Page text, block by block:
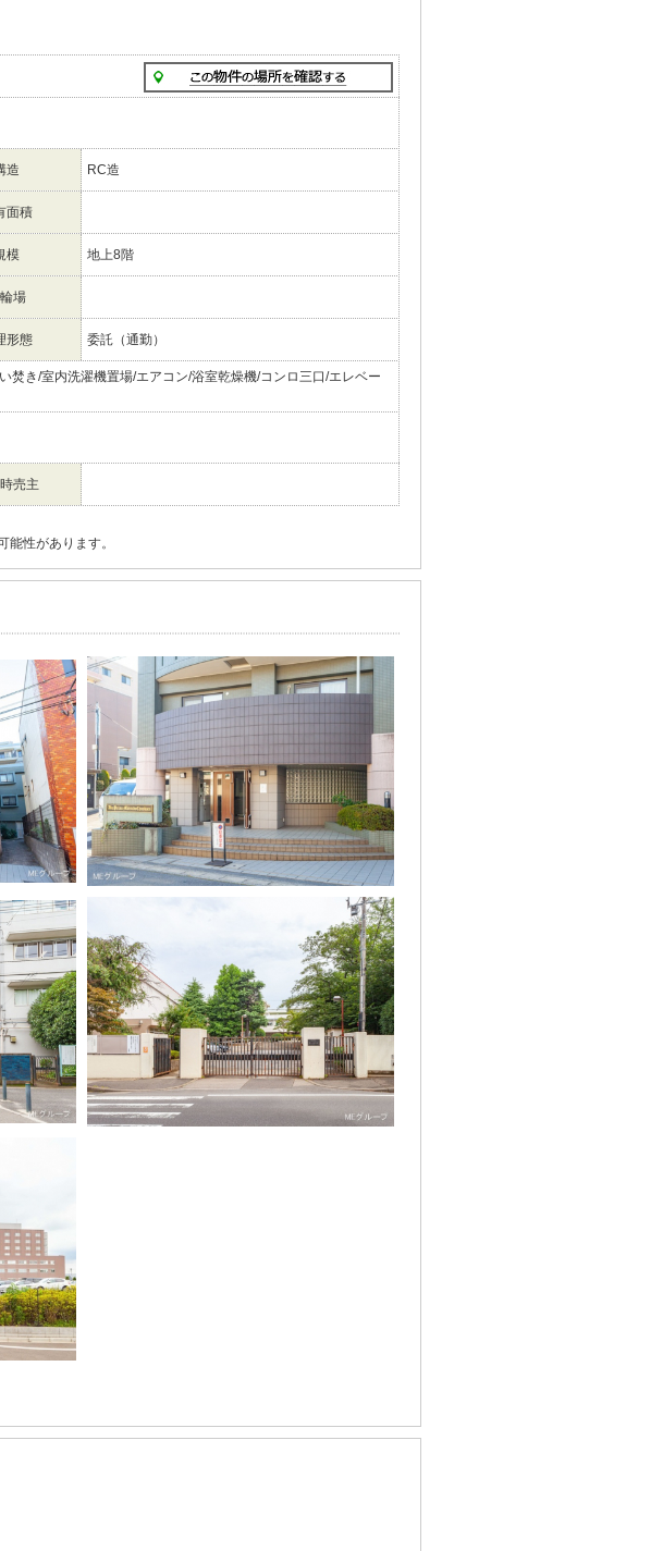
造 RC造
面積
模 地上8階
場
形態 委託（通勤）
焚き/室内洗濯機置場/エアコン/浴室乾燥機/コンロ三口/エレベー
売主
性があります。